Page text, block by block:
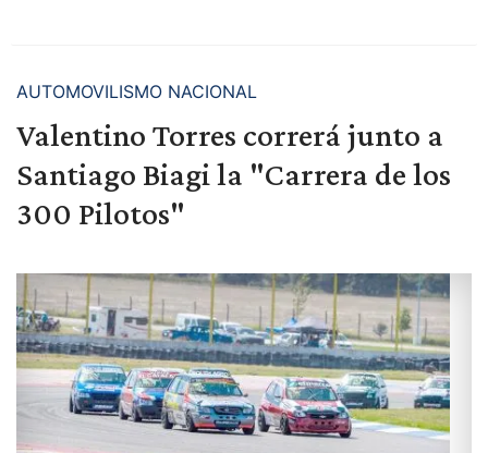
AUTOMOVILISMO NACIONAL
Valentino Torres correrá junto a
Santiago Biagi la "Carrera de los
300 Pilotos"